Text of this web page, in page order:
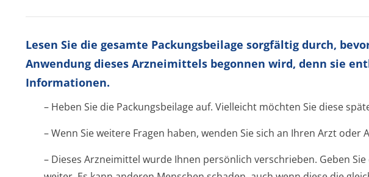
Lesen Sie die gesamte Packungsbeilage sorgfältig durch,
Anwendung dieses Arzneimittels begonnen wird, denn sie
Informationen.
– Heben Sie die Packungsbeilage auf. Vielleicht möchten Sie diese
– Wenn Sie weitere Fragen haben, wenden Sie sich an Ihren Arzt oder
– Dieses Arzneimittel wurde Ihnen persönlich verschrieben. Geben